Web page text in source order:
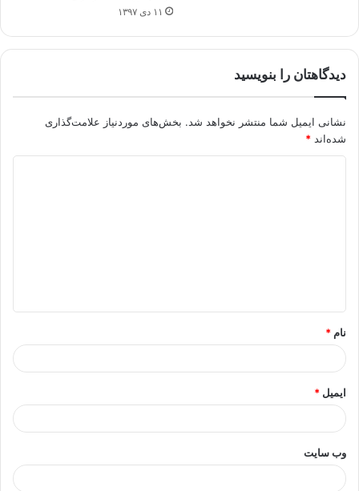
۱۱ دی ۱۳۹۷
دیدگاهتان را بنویسید
نشانی ایمیل شما منتشر نخواهد شد. بخش‌های موردنیاز علامت‌گذاری
شده‌اند *
*
نام *
ایمیل *
وب‌ سایت